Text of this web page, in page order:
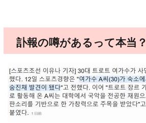
訃報の噂があるって本当？